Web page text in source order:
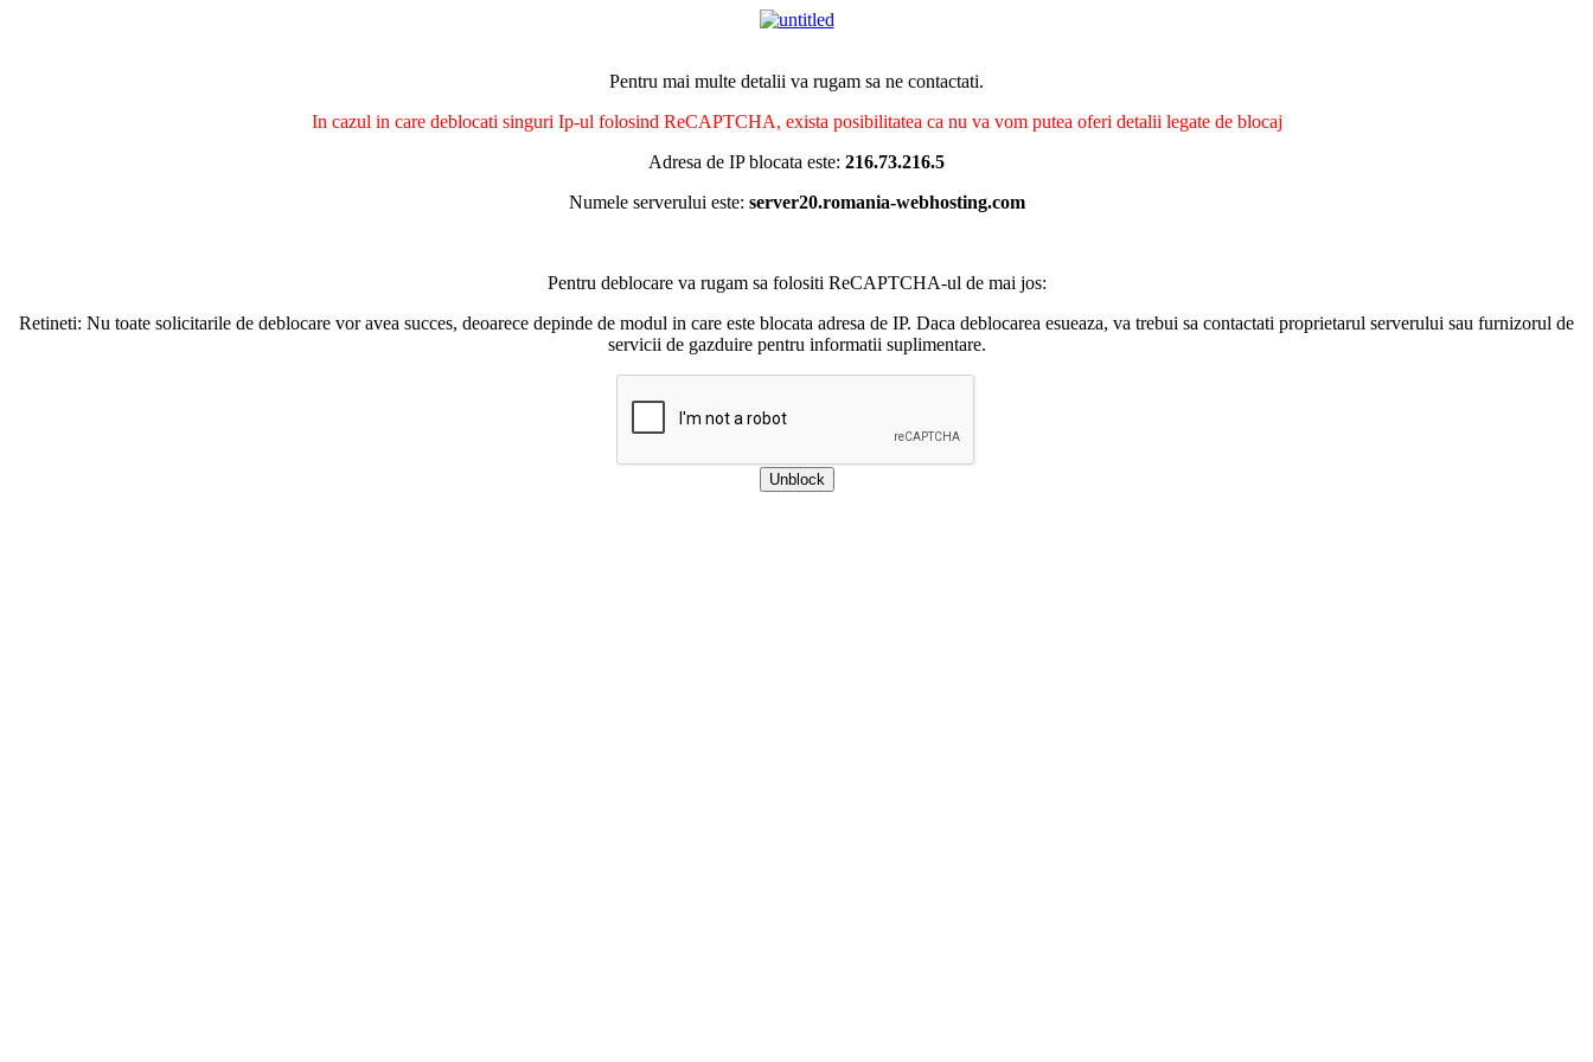
Pentru mai multe detalii va rugam sa ne contactati.
In cazul in care deblocati singuri Ip-ul folosind ReCAPTCHA, exista posibilitatea ca nu va vom putea oferi detalii legate de blocaj
Adresa de IP blocata este: 216.73.216.5
Numele serverului este: server20.romania-webhosting.com
Pentru deblocare va rugam sa folositi ReCAPTCHA-ul de mai jos:
Retineti: Nu toate solicitarile de deblocare vor avea succes, deoarece depinde de modul in care este blocata adresa de IP. Daca deblocarea esueaza, va trebui sa contactati proprietarul serverului sau furnizorul de
servicii de gazduire pentru informatii suplimentare.